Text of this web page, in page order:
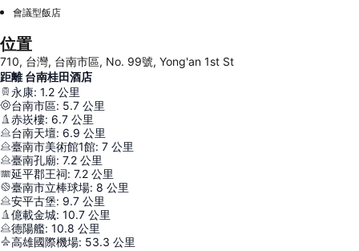
會議型飯店
位置
710, 台灣, 台南市區, No. 99號, Yong'an 1st St
距離 台南桂田酒店
永康: 1.2 公里
台南市區: 5.7 公里
赤崁樓: 6.7 公里
台南天壇: 6.9 公里
臺南市美術館1館: 7 公里
臺南孔廟: 7.2 公里
延平郡王祠: 7.2 公里
臺南市立棒球場: 8 公里
安平古堡: 9.7 公里
億載金城: 10.7 公里
德陽艦: 10.8 公里
高雄國際機場: 53.3 公里